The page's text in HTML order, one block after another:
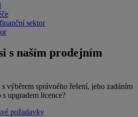
sektor
s naším prodejním
výběrem správného řešení, jeho zadáním
upgradem licence?
požadavky